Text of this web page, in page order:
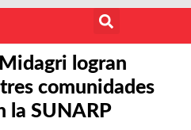
logran
comunidades
la SUNARP